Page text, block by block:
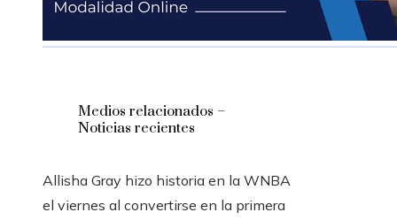
Medios relacionados –
Noticias recientes
Allisha Gray hizo historia en la WNBA
el viernes al convertirse en la primera